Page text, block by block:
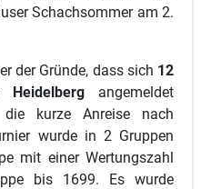
Schachsommer am 2.
der Gründe, dass sich 12
Heidelbergangemeldet
kurze Anreise nach
wurde in 2 Gruppen
mit einer Wertungszahl
bis 1699. Es wurde